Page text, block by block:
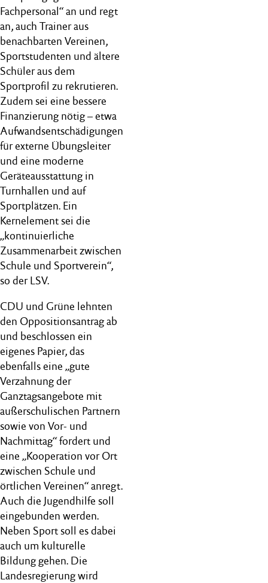
Fachpersonal“ an und regt
an, auch Trainer aus
benachbarten Vereinen,
Sportstudenten und ältere
Schüler aus dem
Sportprofil zu rekrutieren.
Zudem sei eine bessere
Finanzierung nötig – etwa
Aufwandsentschädigungen
für externe Übungsleiter
und eine moderne
Geräteausstattung in
Turnhallen und auf
Sportplätzen. Ein
Kernelement sei die
„kontinuierliche
Zusammenarbeit zwischen
Schule und Sportverein“,
so der LSV.
CDU und Grüne lehnten
den Oppositionsantrag ab
und beschlossen ein
eigenes Papier, das
ebenfalls eine „gute
Verzahnung der
Ganztagsangebote mit
außerschulischen Partnern
sowie von Vor- und
Nachmittag“ fordert und
eine „Kooperation vor Ort
zwischen Schule und
örtlichen Vereinen“ anregt.
Auch die Jugendhilfe soll
eingebunden werden.
Neben Sport soll es dabei
auch um kulturelle
Bildung gehen. Die
Landesregierung wird